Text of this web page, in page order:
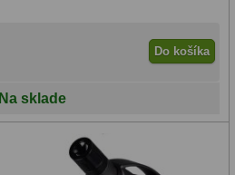
Do košíka
Na sklade